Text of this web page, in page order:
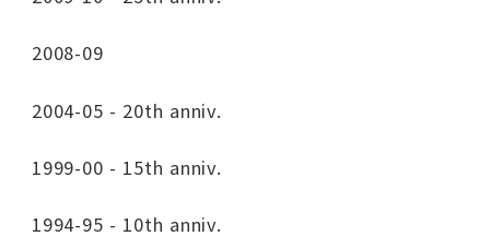
2008-09
2004-05 - 20th anniv.
1999-00 - 15th anniv.
1994-95 - 10th anniv.